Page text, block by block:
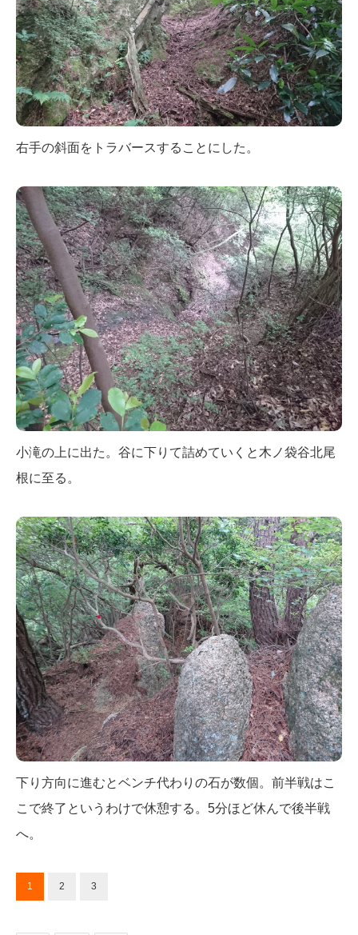
右手の斜面をトラバースすることにした。
小滝の上に出た。谷に下りて詰めていくと木ノ袋谷北尾
根に至る。
下り方向に進むとベンチ代わりの石が数個。前半戦はこ
こで終了というわけで休憩する。5分ほど休んで後半戦
へ。
1 2 3